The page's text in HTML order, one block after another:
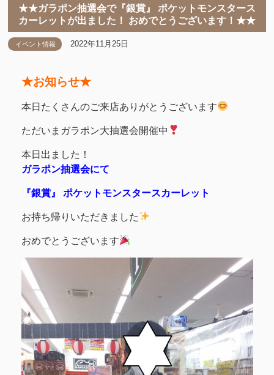
★★ガラポン抽選会で『銀賞』 ポケットモンスタース
カーレットが出ました！ おめでとうございます！★★
イベント情報 2022年11月25日
★お知らせ★
本日たくさんのご来店ありがとうございます
ただいまガラポン大抽選会開催中
本日出ました！
ガラポン抽選会にて
『銀賞』 ポケットモンスタースカーレット
お持ち帰りいただきました
おめでとうございます